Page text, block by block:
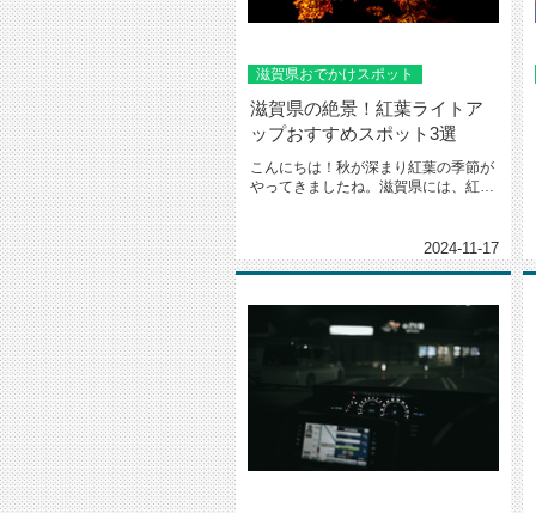
滋賀県おでかけスポット
滋賀県の絶景！紅葉ライトア
ップおすすめスポット3選
こんにちは！秋が深まり紅葉の季節が
やってきましたね。滋賀県には、紅葉
2024-11-17